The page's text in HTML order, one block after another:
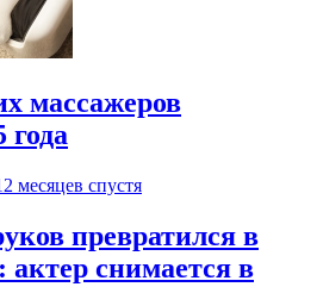
массажеров
года
месяцев спустя
превратился в
снимается в